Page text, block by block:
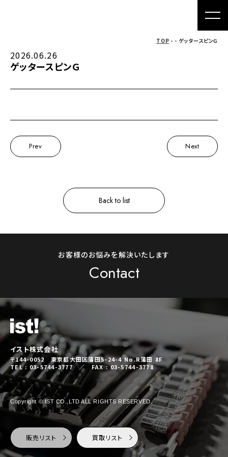
TOP - - ゲッタースピンＧ
2026.06.26
ゲッタースピンＧ
Prev Next
Back to list
お客様のお悩みを解決いたします
Contact
イスト株式会社
〒144-0052 東京都大田区蒲田5-24-4 No.R蒲田 8F
TEL : 03-5744-3777 ／ FAX : 03-5744-3778
Copyright © IST CO.,LTD ALL RIGHTS RESERVED.
販売リスト 買取リスト